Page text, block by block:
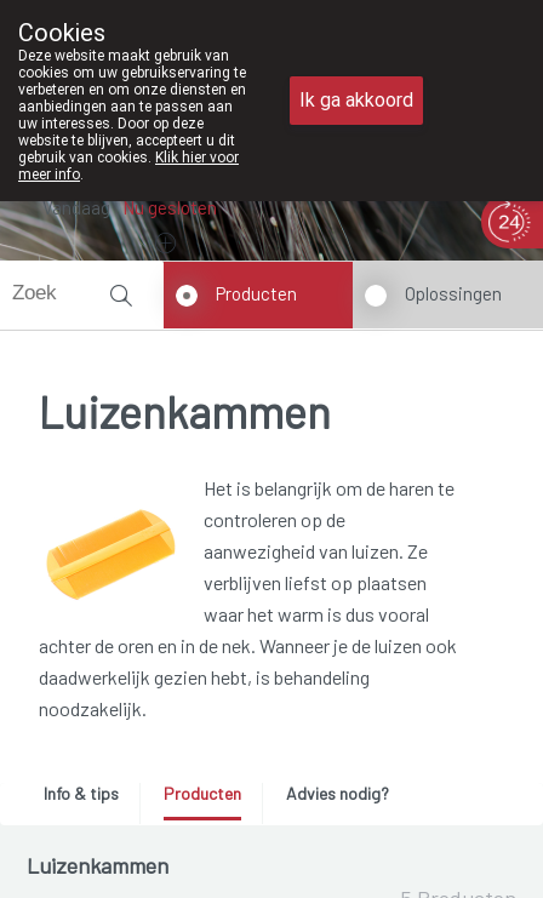
011/610300
Vandaag Nugesloten
Producten Oplossingen
Luizenkammen
Het is belangrijk om de haren te
controleren op de
aanwezigheid van luizen. Ze
verblijven liefst op plaatsen
waar het warm is dus vooral
achter de oren en in de nek. Wanneer je de luizen ook
daadwerkelijk gezien hebt, is behandeling
noodzakelijk.
Info & tips Producten Advies nodig?
Luizenkammen
Cookies
Deze website maakt gebruik van
cookies om uw gebruikservaring te
verbeteren en om onze diensten en
aanbiedingen aan te passen aan
uw interesses. Door op deze
website te blijven, accepteert u dit
gebruik van cookies. Klik hier voor
meer info.
Ik ga akkoord